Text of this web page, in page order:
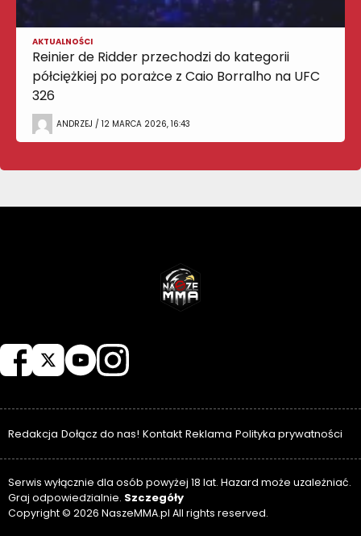
AKTUALNOŚCI
Reinier de Ridder przechodzi do kategorii
półciężkiej po porażce z Caio Borralho na UFC
326
ANDRZEJ / 12 MARCA 2026, 16:43
Redakcja Dołącz do nas! Kontakt Reklama Polityka prywatności
Serwis wyłącznie dla osób powyżej 18 lat. Hazard może uzależniać.
Graj odpowiedzialnie. Szczegóły
Copyright © 2026 NaszeMMA.pl All rights reserved.